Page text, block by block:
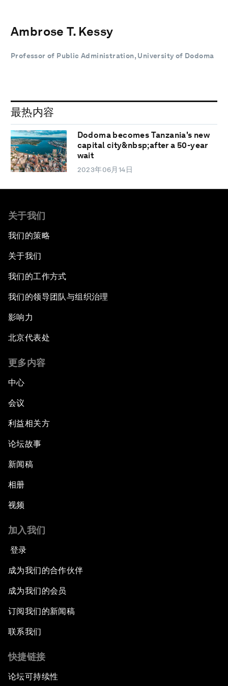
Ambrose T. Kessy
Professor of Public Administration, University of Dodoma
最热内容
Dodoma becomes Tanzania's new
capital city&nbsp;after a 50-year
wait
2023年06月14日
关于我们
我们的策略
关于我们
我们的工作方式
我们的领导团队与组织治理
影响力
北京代表处
更多内容
中心
会议
利益相关方
论坛故事
新闻稿
相册
视频
加入我们
登录
成为我们的合作伙伴
成为我们的会员
订阅我们的新闻稿
联系我们
快捷链接
论坛可持续性